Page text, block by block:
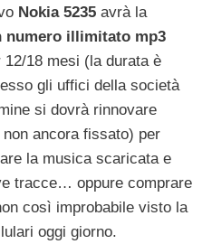
Nokia 5235 avrà la
numero illimitato mp3
18 mesi (la durata è
gli uffici della società
si dovrà rinnovare
non ancora fissato) per
la musica scaricata e
tracce… oppure comprare
così improbabile visto la
oggi giorno.